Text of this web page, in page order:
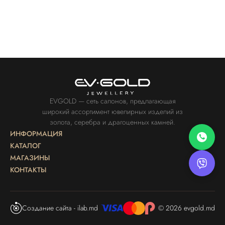
EVGOLD — сеть салонов, предлагающая
широкий ассортимент ювелирных изделий из
золота, серебра и драгоценных камней.
ИНФОРМАЦИЯ
КАТАЛОГ
МАГАЗИНЫ
КОНТАКТЫ
Создание сайта - ilab.md © 2026 evgold.md